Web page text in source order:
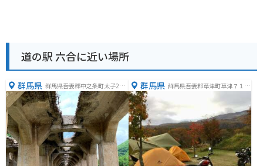
道の駅 六合に近い場所
群馬県 群馬県吾妻郡中之条町太子251
番地4
群馬県 群馬県吾妻郡草津町草津７１１